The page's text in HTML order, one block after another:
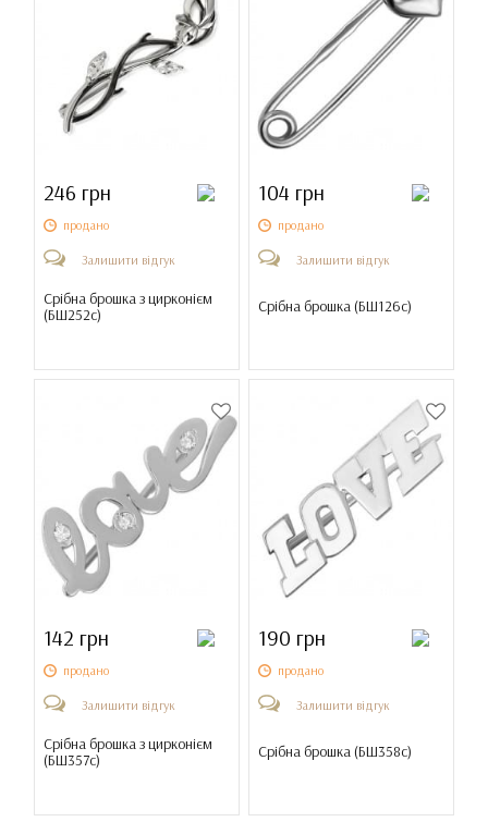
246 грн
продано
Залишити відгук
Срібна брошка з цирконієм
(БШ252с)
104 грн
продано
Залишити відгук
Срібна брошка (БШ126с)
142 грн
продано
Залишити відгук
Срібна брошка з цирконієм
(БШ357с)
190 грн
продано
Залишити відгук
Срібна брошка (БШ358с)